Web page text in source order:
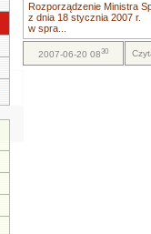
Rozporządzenie Ministra
z dnia 18 stycznia 2007 r.
w spra...
2007-06-20 0830